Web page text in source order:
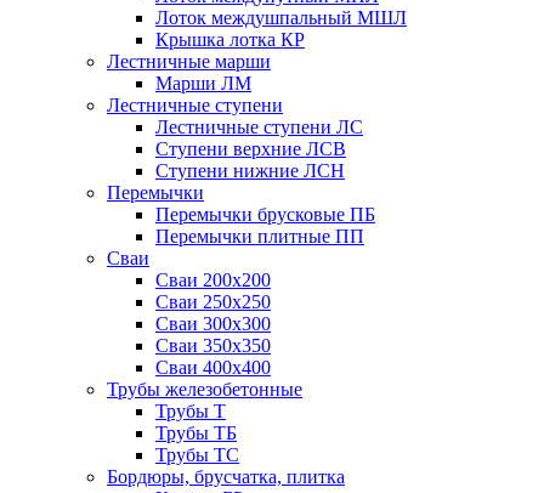
Лоток междушпальный МШЛ
Крышка лотка КР
Лестничные марши
Марши ЛМ
Лестничные ступени
Лестничные ступени ЛС
Ступени верхние ЛСВ
Ступени нижние ЛСН
Перемычки
Перемычки брусковые ПБ
Перемычки плитные ПП
Сваи
Сваи 200х200
Сваи 250х250
Сваи 300х300
Сваи 350х350
Сваи 400х400
Трубы железобетонные
Трубы Т
Трубы ТБ
Трубы ТС
Бордюры, брусчатка, плитка